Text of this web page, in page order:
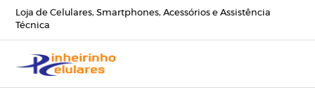
Loja de Celulares, Smartphones, Acessórios e Assistência
Técnica